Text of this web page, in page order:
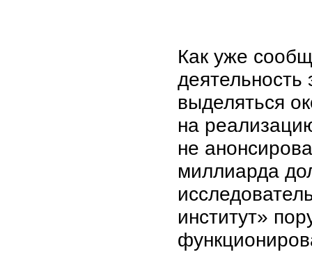
Как уже
деятельность
выделяться
на
не
миллиарда
институт»